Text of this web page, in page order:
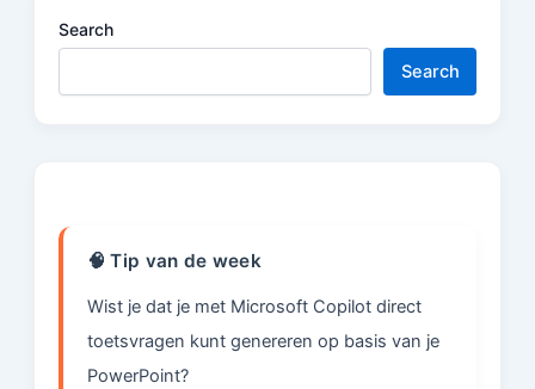
Search
Search
🧠 Tip van de week
Wist je dat je met Microsoft Copilot direct
toetsvragen kunt genereren op basis van je
PowerPoint?